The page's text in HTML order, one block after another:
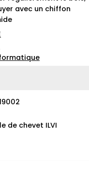
avec un chiffon
de chevet ILVI